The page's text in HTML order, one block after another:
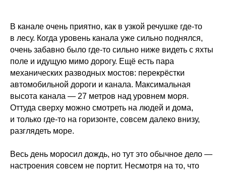
В канале очень приятно, как в узкой речушке где-то
в лесу. Когда уровень канала уже сильно поднялся,
очень забавно было где-то сильно ниже видеть с яхты
поле и идущую мимо дорогу. Ещё есть пара
механических разводных мостов: перекрёстки
автомобильной дороги и канала. Максимальная
высота канала — 27 метров над уровнем моря.
Оттуда сверху можно смотреть на людей и дома,
и только где-то на горизонте, совсем далеко внизу,
разглядеть море.
Весь день моросил дождь, но тут это обычное дело —
настроения совсем не портит. Несмотря на то, что